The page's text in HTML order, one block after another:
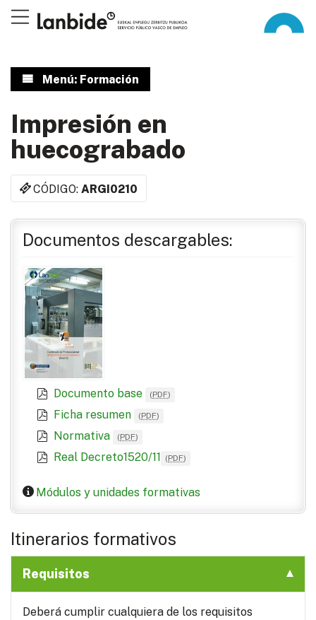
Menú: Formación
Impresión en
huecograbado
CÓDIGO:ARGI0210
Documentos descargables:
Documento base (PDF)
Ficha resumen (PDF)
Normativa (PDF)
Real Decreto1520/11 (PDF)
Módulos y unidades formativas
Itinerarios formativos
Requisitos
Deberá cumplir cualquiera de los requisitos